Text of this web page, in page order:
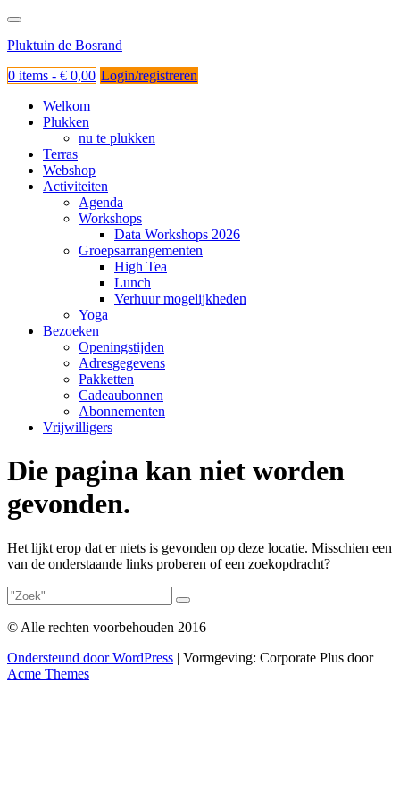
Ga
de
Pluktuin de Bosrand
0 items - € 0,00 Login/registreren
Welkom
Plukken
nu te plukken
Terras
Webshop
Activiteiten
Agenda
Workshops
Data Workshops 2026
Groepsarrangementen
High Tea
Lunch
Verhuur mogelijkheden
Yoga
Bezoeken
Openingstijden
Adresgegevens
Pakketten
Cadeaubonnen
Abonnementen
Vrijwilligers
Die pagina kan niet worden
gevonden.
Het lijkt erop dat er niets is gevonden op deze locatie. Misschien een
van de onderstaande links proberen of een zoekopdracht?
© Alle rechten voorbehouden 2016
Ondersteund door WordPress | Vormgeving: Corporate Plus door
Acme Themes